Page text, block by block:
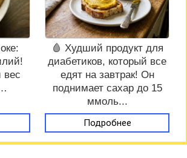
вес
🩸 Худший продукт для
диабетиков, который все
едят на завтрак! Он
поднимает сахар до 15
ммоль...
Подробнее